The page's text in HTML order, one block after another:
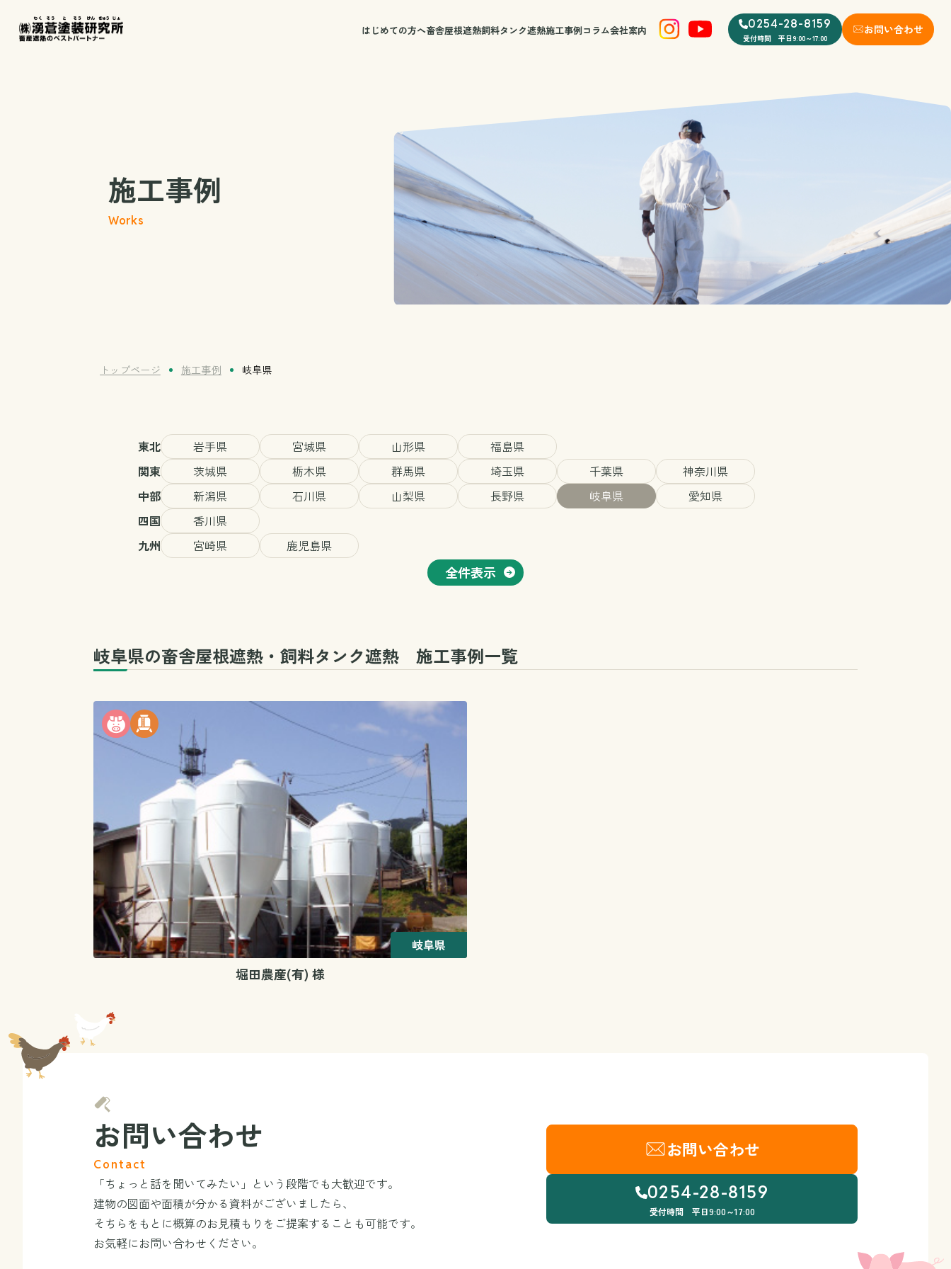
はじめての方へ畜舎屋根遮熱飼料タンク遮熱施工事例コラム会社案内 0254-28-8159
受付時間 平日9:00～17:00
お問い合わせ
施工事例
Works
トップページ 施工事例 岐阜県
東北 岩手県 宮城県 山形県
福島県
関東
茨城県 栃木県 群馬県 埼玉県 千葉県
神奈川県
中部
新潟県 石川県 山梨県 長野県 岐阜県
愛知県
四国
香川県
九州
宮崎県 鹿児島県
全件表示
岐阜県の畜舎屋根遮熱・飼料タンク遮熱 施工事例一覧
岐阜県
堀田農産(有) 様
お問い合わせ
Contact
「ちょっと話を聞いてみたい」という段階でも大歓迎です。
建物の図面や面積が分かる資料がございましたら、
そちらをもとに概算のお見積もりをご提案することも可能です。
お気軽にお問い合わせください。
お問い合わせ
0254-28-8159
受付時間 平日9:00～17:00